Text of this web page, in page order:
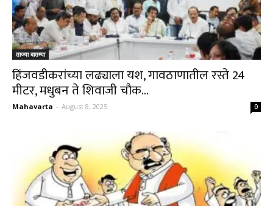
ताज्या बातम्या
हिंजवडीकरांच्या लढ्याला यश, गावठाणातील रस्ते 24
मीटर, मधुबन ते शिवाजी चौक...
Mahavarta - August 8, 2025 0